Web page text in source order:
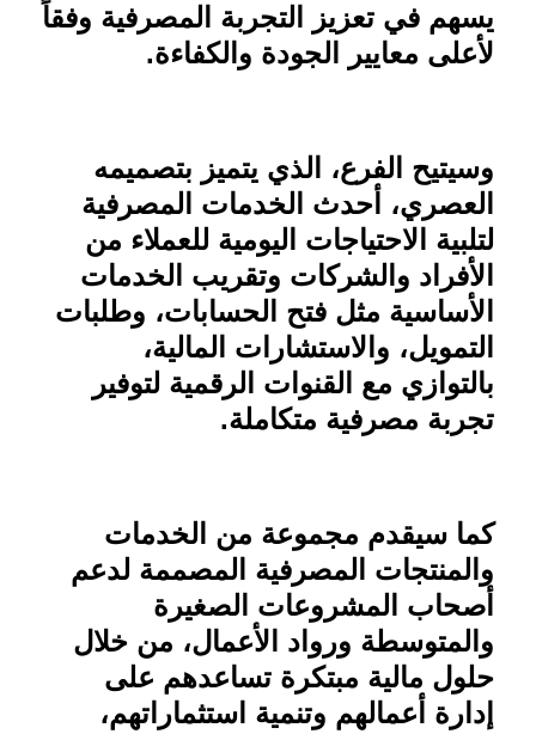
يسهم في تعزيز التجربة المصرفية وفقاً
لأعلى معايير الجودة والكفاءة.
وسيتيح الفرع، الذي يتميز بتصميمه
العصري، أحدث الخدمات المصرفية
لتلبية الاحتياجات اليومية للعملاء من
الأفراد والشركات وتقريب الخدمات
الأساسية مثل فتح الحسابات، وطلبات
التمويل، والاستشارات المالية،
بالتوازي مع القنوات الرقمية لتوفير
تجربة مصرفية متكاملة.
كما سيقدم مجموعة من الخدمات
والمنتجات المصرفية المصممة لدعم
أصحاب المشروعات الصغيرة
والمتوسطة ورواد الأعمال، من خلال
حلول مالية مبتكرة تساعدهم على
إدارة أعمالهم وتنمية استثماراتهم،